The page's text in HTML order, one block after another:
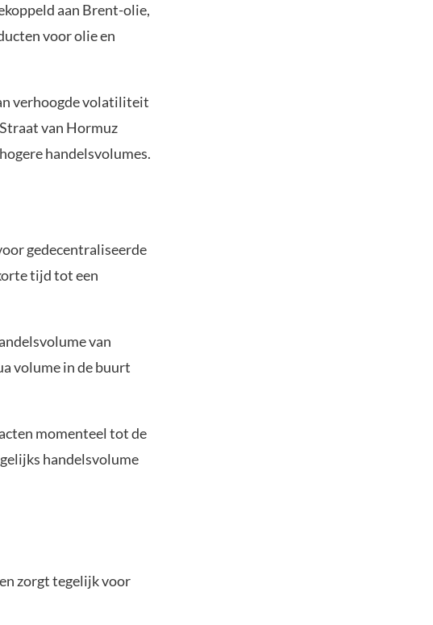
aan Brent-olie,
voor olie en
verhoogde volatiliteit
van Hormuz
handelsvolumes.
gedecentraliseerde
tijd tot een
van
volume in de buurt
momenteel tot de
handelsvolume
zorgt tegelijk voor